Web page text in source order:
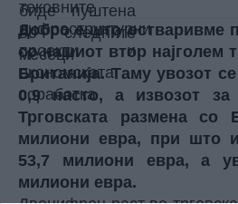
Добро е што остваривме
со нашиот втор најголем
Британија. Таму увозот
0,9 насто, а извозот
Трговската размена со
милиони евра, при што
53,7 милиони евра, а
милиони евра.